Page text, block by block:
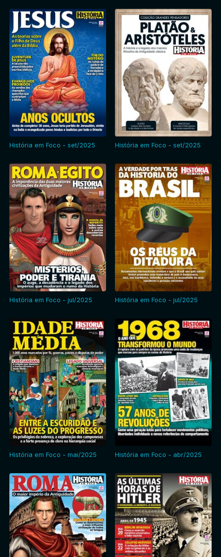
História em Foco - set/2025 História em Foco - set/2025
História em Foco - jul/2025 História em Foco - jul/2025
História em Foco - mai/2025 História em Foco - abr/2025